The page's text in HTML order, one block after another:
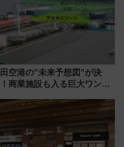
空港の”未来予想図”が決
商業施設も入る巨大ワンタ
型特急が品川･羽田とを結
！ JR空港駅は2面3線化！